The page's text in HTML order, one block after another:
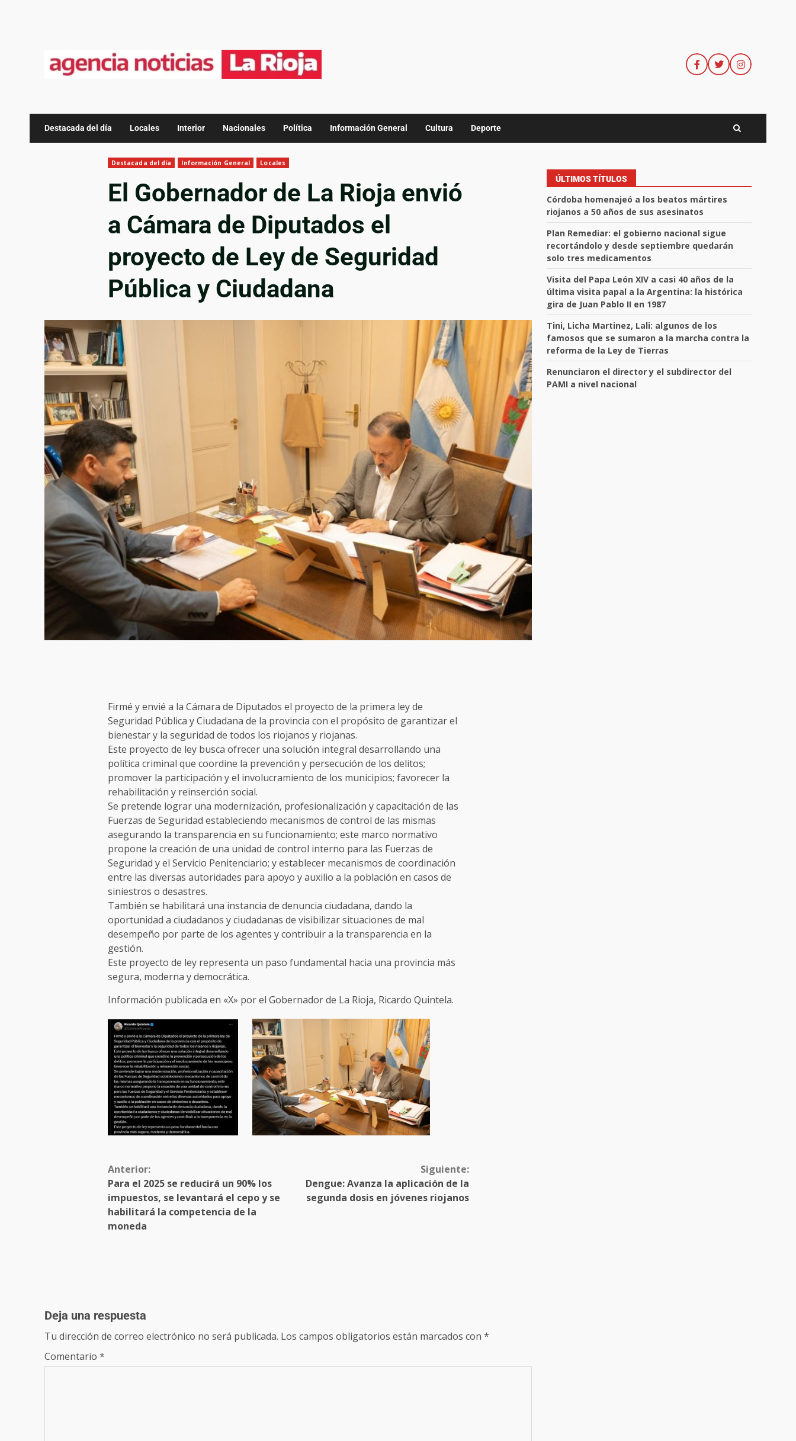
Destacada del día Locales Interior Nacionales Política Información General Cultura Deporte
Destacada del día Información General Locales
El Gobernador de La Rioja envió
a Cámara de Diputados el
proyecto de Ley de Seguridad
Pública y Ciudadana
Firmé y envié a la Cámara de Diputados el proyecto de la primera ley de
Seguridad Pública y Ciudadana de la provincia con el propósito de garantizar el
bienestar y la seguridad de todos los riojanos y riojanas.
Este proyecto de ley busca ofrecer una solución integral desarrollando una
política criminal que coordine la prevención y persecución de los delitos;
promover la participación y el involucramiento de los municipios; favorecer la
rehabilitación y reinserción social.
Se pretende lograr una modernización, profesionalización y capacitación de las
Fuerzas de Seguridad estableciendo mecanismos de control de las mismas
asegurando la transparencia en su funcionamiento; este marco normativo
propone la creación de una unidad de control interno para las Fuerzas de
Seguridad y el Servicio Penitenciario; y establecer mecanismos de coordinación
entre las diversas autoridades para apoyo y auxilio a la población en casos de
siniestros o desastres.
También se habilitará una instancia de denuncia ciudadana, dando la
oportunidad a ciudadanos y ciudadanas de visibilizar situaciones de mal
desempeño por parte de los agentes y contribuir a la transparencia en la
gestión.
Este proyecto de ley representa un paso fundamental hacia una provincia más
segura, moderna y democrática.
Información publicada en «X» por el Gobernador de La Rioja, Ricardo Quintela.
Anterior:
Para el 2025 se reducirá un 90% los
impuestos, se levantará el cepo y se
habilitará la competencia de la
moneda
Siguiente:
Dengue: Avanza la aplicación de la
segunda dosis en jóvenes riojanos
Deja una respuesta
Tu dirección de correo electrónico no será publicada. Los campos obligatorios están marcados con *
Comentario *
ÚLTIMOS TÍTULOS
Córdoba homenajeó a los beatos mártires
riojanos a 50 años de sus asesinatos
Plan Remediar: el gobierno nacional sigue
recortándolo y desde septiembre quedarán
solo tres medicamentos
Visita del Papa León XIV a casi 40 años de la
última visita papal a la Argentina: la histórica
gira de Juan Pablo II en 1987
Tini, Licha Martinez, Lali: algunos de los
famosos que se sumaron a la marcha contra la
reforma de la Ley de Tierras
Renunciaron el director y el subdirector del
PAMI a nivel nacional